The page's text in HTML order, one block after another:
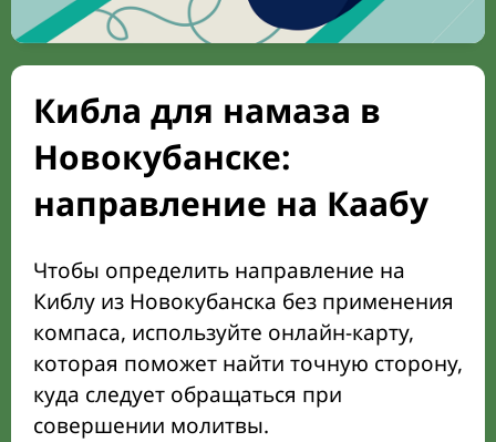
Кибла для намаза в
Новокубанске:
направление на Каабу
Чтобы определить направление на
Киблу из Новокубанска без применения
компаса, используйте онлайн-карту,
которая поможет найти точную сторону,
куда следует обращаться при
совершении молитвы.